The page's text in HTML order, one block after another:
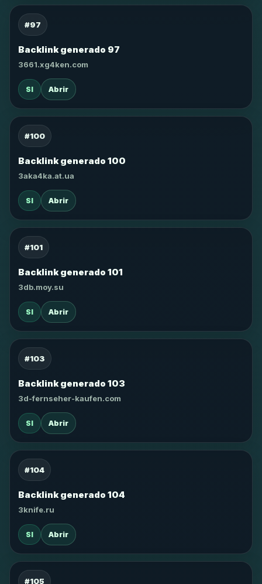
#97
Backlink generado 97
3661.xg4ken.com
SI Abrir
#100
Backlink generado 100
3aka4ka.at.ua
SI Abrir
#101
Backlink generado 101
3db.moy.su
SI Abrir
#103
Backlink generado 103
3d-fernseher-kaufen.com
SI Abrir
#104
Backlink generado 104
3knife.ru
SI Abrir
#105